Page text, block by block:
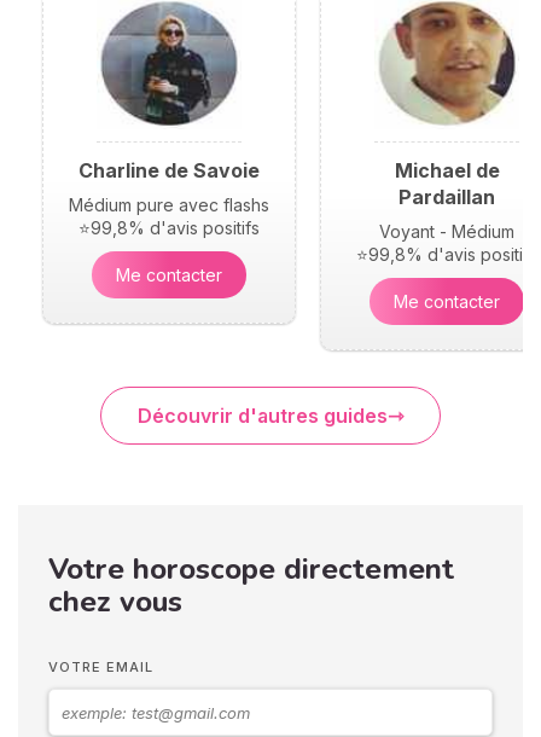
Charline de Savoie
Médium pure avec flashs
⭐99,8% d'avis positifs
Me contacter
Michael de
Pardaillan
Voyant - Médium
⭐99,8% d'avis positifs
Me contacter
Découvrir d'autres guides
Votre horoscope directement
chez vous
VOTRE EMAIL